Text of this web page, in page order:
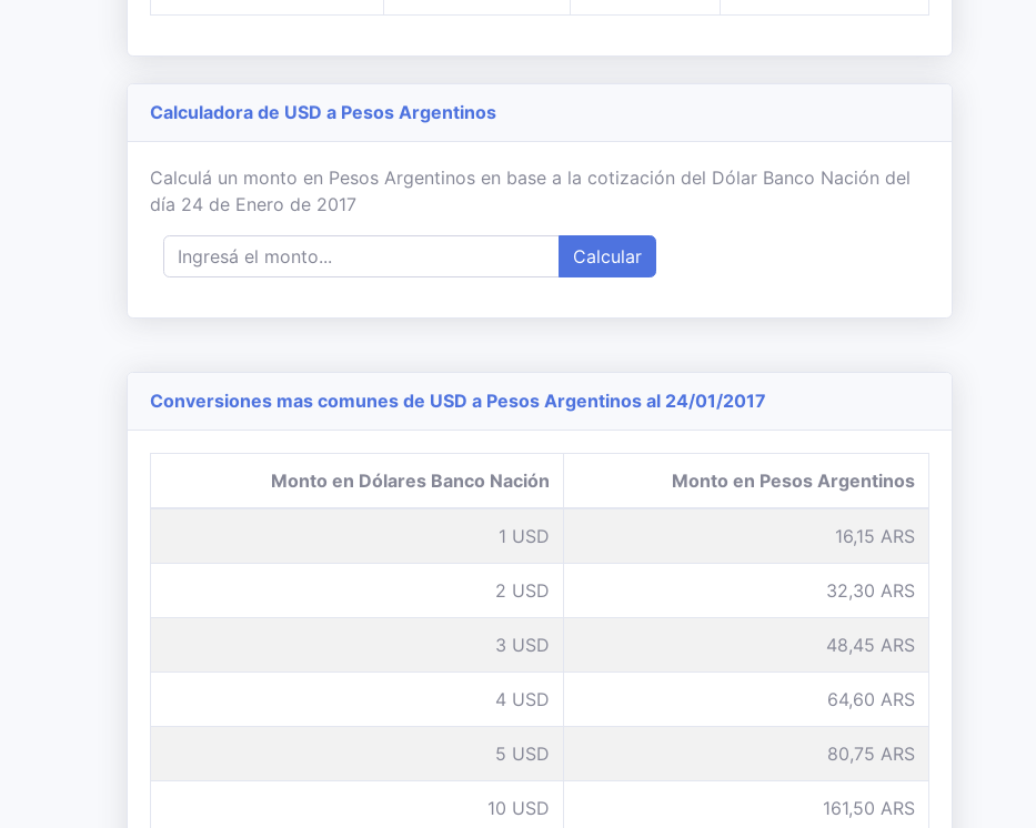
Calculadora de USD a Pesos Argentinos
Calculá un monto en Pesos Argentinos en base a la cotización del Dólar Banco Nación del
día 24 de Enero de 2017
Calcular
Conversiones mas comunes de USD a Pesos Argentinos al 24/01/2017
Monto en Dólares Banco Nación Monto en Pesos Argentinos
1 USD 16,15 ARS
2 USD 32,30 ARS
3 USD 48,45 ARS
4 USD 64,60 ARS
5 USD 80,75 ARS
10 USD 161,50 ARS